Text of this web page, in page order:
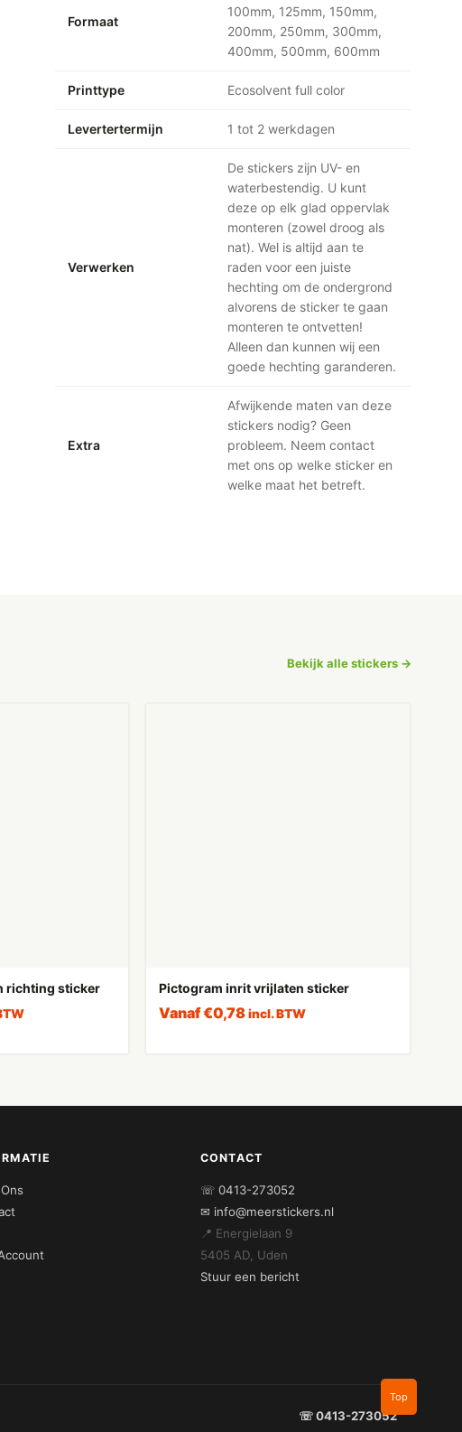
Formaat
100mm, 125mm, 150mm,
200mm, 250mm, 300mm,
400mm, 500mm, 600mm
Printtype Ecosolvent full color
Levertertermijn 1 tot 2 werkdagen
Verwerken
De stickers zijn UV- en
waterbestendig. U kunt
deze op elk glad oppervlak
monteren (zowel droog als
nat). Wel is altijd aan te
raden voor een juiste
hechting om de ondergrond
alvorens de sticker te gaan
monteren te ontvetten!
Alleen dan kunnen wij een
goede hechting garanderen.
Extra
Afwijkende maten van deze
stickers nodig? Geen
probleem. Neem contact
met ons op welke sticker en
welke maat het betreft.
Bekijk alle stickers →
richting sticker Pictogram inrit vrijlaten sticker
Vanaf€0,78 incl. BTW
CONTACT
☏ 0413-273052
✉ info@meerstickers.nl
📍 Energielaan 9
5405 AD, Uden
Stuur een bericht
☏ 0413-273052
Top